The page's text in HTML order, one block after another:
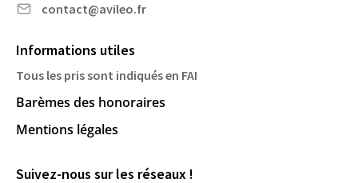
contact@avileo.fr
Informations utiles
Tous les pris sont indiqués en FAI
Barèmes des honoraires
Mentions légales
Suivez-nous sur les réseaux !